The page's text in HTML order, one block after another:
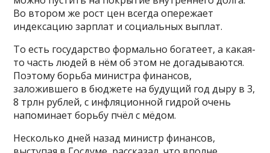
Во втором же рост цен всегда опережает
индексацию зарплат и социальных выплат.
То есть государство формально богатеет, а какая-
то часть людей в нём об этом не догадываются.
Поэтому борьба министра финансов,
заложившего в бюджете на будущий год дыру в 3,
8 трлн рублей, с инфляционной гидрой очень
напоминает борьбу пчёл с мёдом.
Несколько дней назад министр финансов,